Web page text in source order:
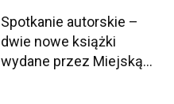
Spotkanie autorskie –
dwie nowe książki
wydane przez Miejską...